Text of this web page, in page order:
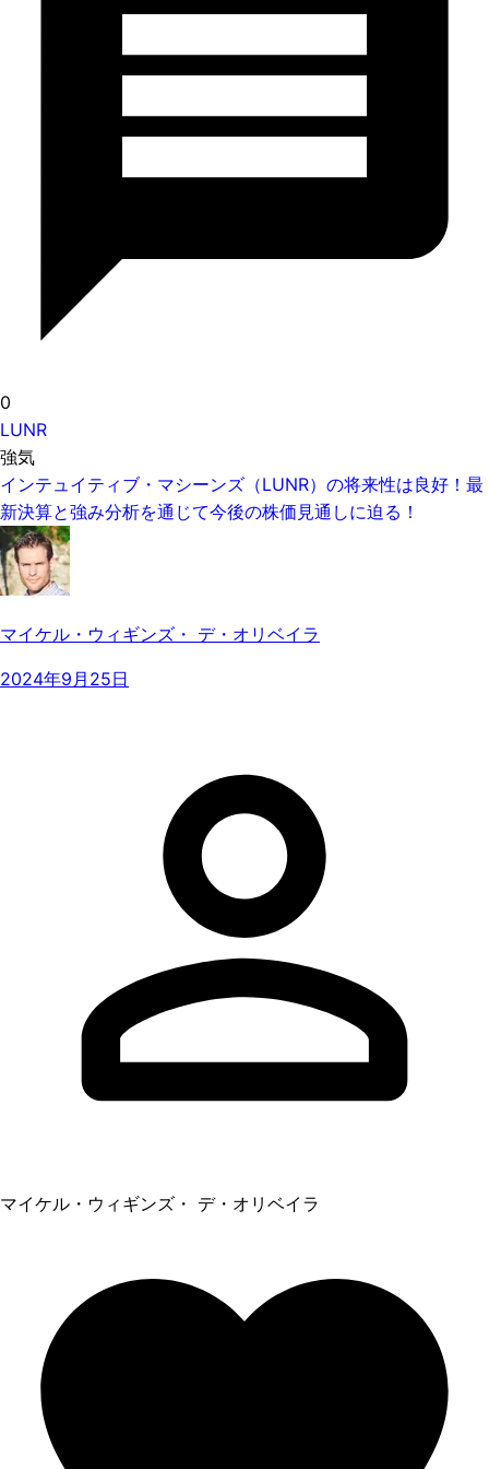
0
LUNR
強気
インテュイティブ・マシーンズ（LUNR）の将来性は良好！最
新決算と強み分析を通じて今後の株価見通しに迫る！
マイケル・ウィギンズ・ デ・オリベイラ
2024年9月25日
マイケル・ウィギンズ・ デ・オリベイラ